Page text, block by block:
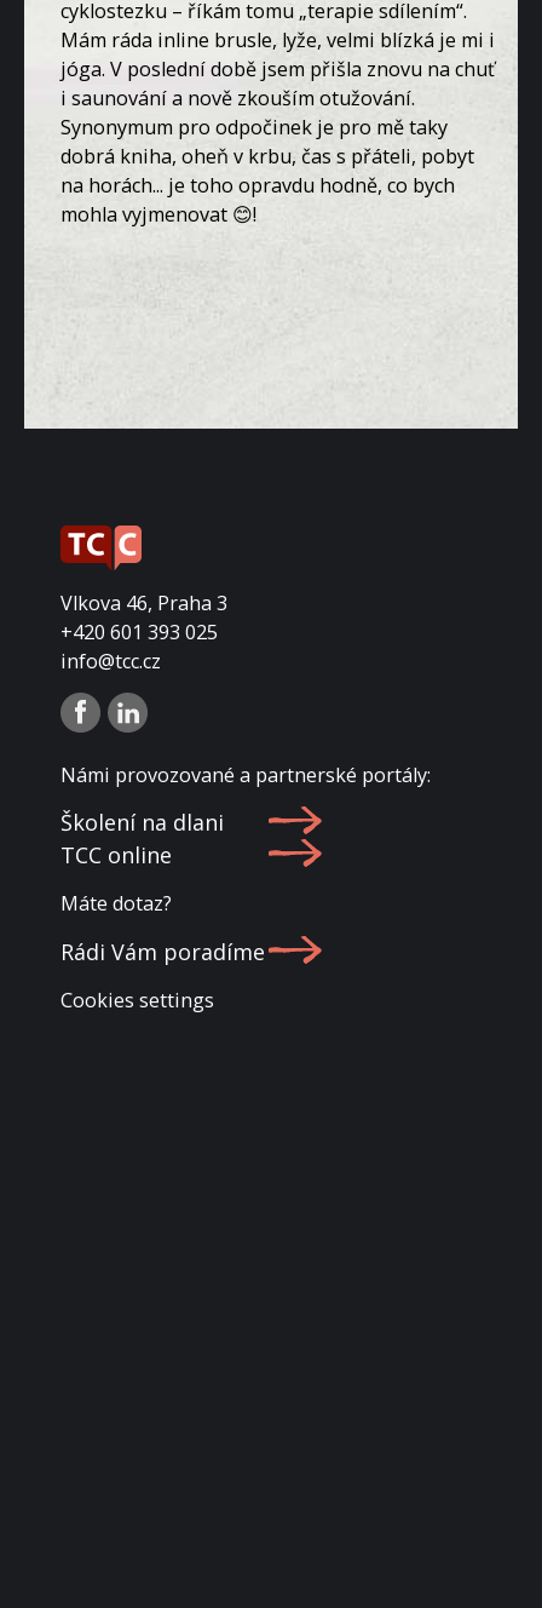
cyklostezku – říkám tomu „terapie sdílením“.
Mám ráda inline brusle, lyže, velmi blízká je mi i
jóga. V poslední době jsem přišla znovu na chuť
i saunování a nově zkouším otužování.
Synonymum pro odpočinek je pro mě taky
dobrá kniha, oheň v krbu, čas s přáteli, pobyt
na horách... je toho opravdu hodně, co bych
mohla vyjmenovat 😊!
Vlkova 46, Praha 3
+420 601 393 025
info@tcc.cz
Námi provozované a partnerské portály:
Školení na dlani
TCC online
Máte dotaz?
Rádi Vám poradíme
Cookies settings